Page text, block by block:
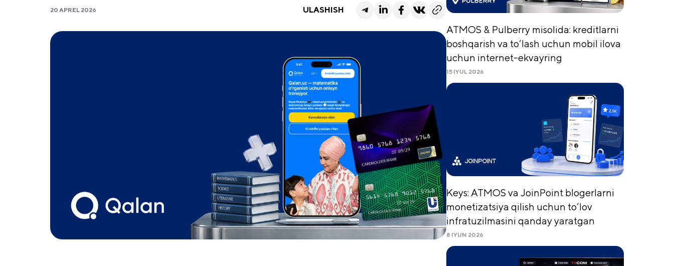
20 APREL 2026 ULASHISH
ATMOS & Pulberry misolida: kreditlarni
boshqarish va to‘lash uchun mobil ilova
uchun internet-ekvayring
15 IYUL 2026
Keys: ATMOS va JoinPoint blogerlarni
monetizatsiya qilish uchun to‘lov
infratuzilmasini qanday yaratgan
8 IYUN 2026